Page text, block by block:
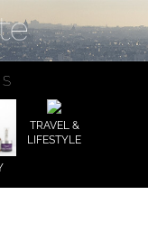
TRAVEL &
LIFESTYLE